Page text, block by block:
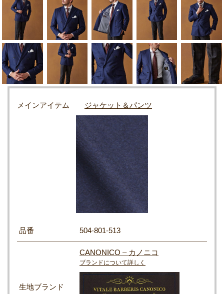
メインアイテム ジャケット＆パンツ
品番 504-801-513
生地ブランド
CANONICO – カノニコ
ブランドについて詳しく